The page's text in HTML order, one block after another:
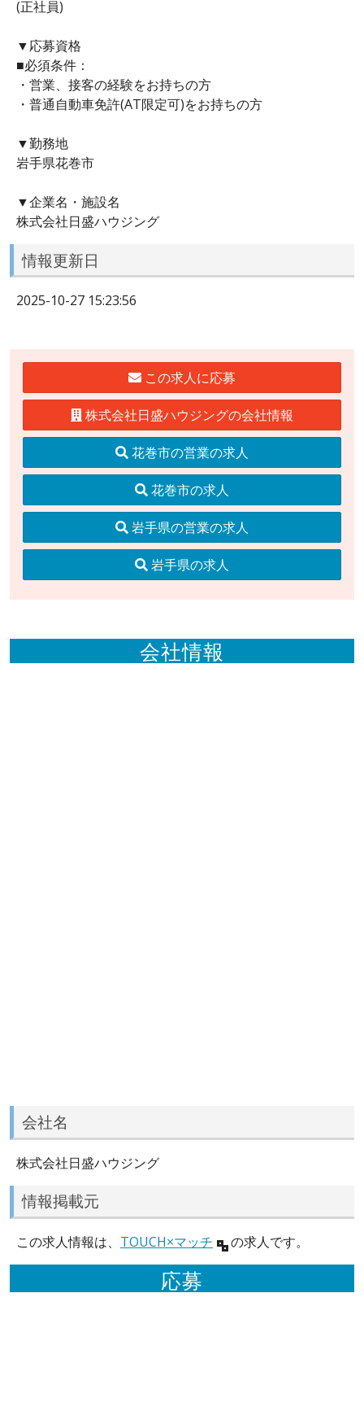
(正社員)
▼応募資格
■必須条件：
・営業、接客の経験をお持ちの方
・普通自動車免許(AT限定可)をお持ちの方
▼勤務地
岩手県花巻市
▼企業名・施設名
株式会社日盛ハウジング
情報更新日
2025-10-27 15:23:56
この求人に応募
株式会社日盛ハウジングの会社情報
花巻市の営業の求人
花巻市の求人
岩手県の営業の求人
岩手県の求人
会社情報
会社名
株式会社日盛ハウジング
情報掲載元
この求人情報は、 TOUCH×マッチ の求人です。
応募